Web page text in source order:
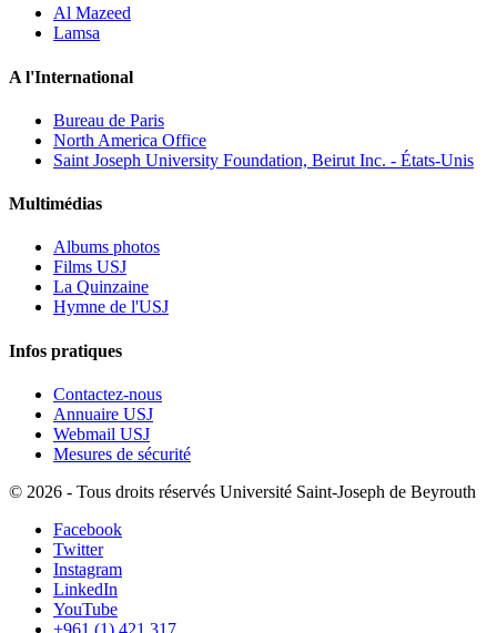
Al Mazeed
Lamsa
A l'International
Bureau de Paris
North America Office
Saint Joseph University Foundation, Beirut Inc. - États-Unis
Multimédias
Albums photos
Films USJ
La Quinzaine
Hymne de l'USJ
Infos pratiques
Contactez-nous
Annuaire USJ
Webmail USJ
Mesures de sécurité
© 2026 - Tous droits réservés Université Saint-Joseph de Beyrouth
Facebook
Twitter
Instagram
LinkedIn
YouTube
+961 (1) 421 317